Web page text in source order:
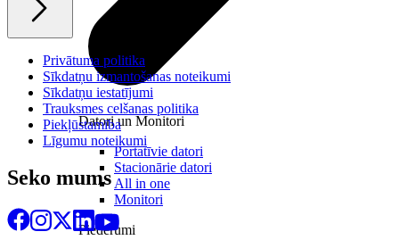
Datori un Monitori
Portatīvie datori
Stacionārie datori
All in one
Monitori
Piederumi
Privātuma politika
Sīkdatņu izmantošanas noteikumi
Sīkdatņu iestatījumi
Trauksmes celšanas politika
Piekļūstamība
Līgumu noteikumi
Seko mums